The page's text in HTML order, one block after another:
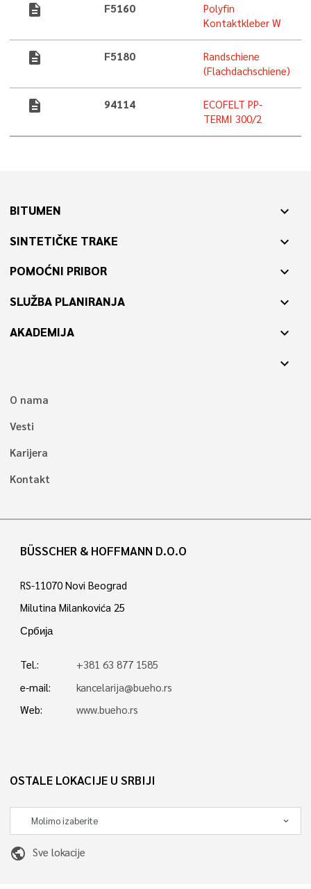
description F5160
Polyfin
Kontaktkleber W
description F5180
Randschiene
(Flachdachschiene)
description 94114
ECOFELT PP-
TERMI 300/2
BITUMEN expand_more
SINTETIČKE TRAKE expand_more
POMOĆNI PRIBOR expand_more
SLUŽBA PLANIRANJA expand_more
AKADEMIJA
expand_more
expand_more
O nama
Vesti
Karijera
Kontakt
BÜSSCHER & HOFFMANN D.O.O
RS-11070 Novi Beograd
Milutina Milankovića 25
Србија
Tel.:
+381 63 877 1585
e-mail:
kancelarija@bueho.rs
Web:
www.bueho.rs
OSTALE LOKACIJE U SRBIJI
public Sve lokacije